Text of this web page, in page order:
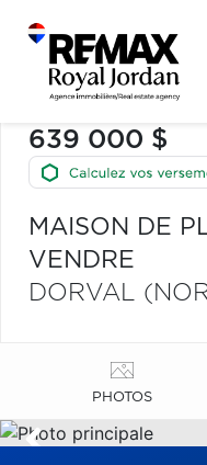
639 000 $
MAISON DE
VENDRE
DORVAL
PHOTOS